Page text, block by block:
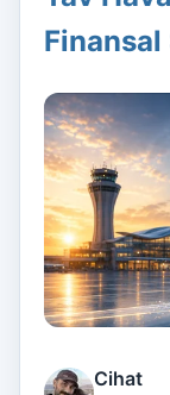
Finansal
Cihat